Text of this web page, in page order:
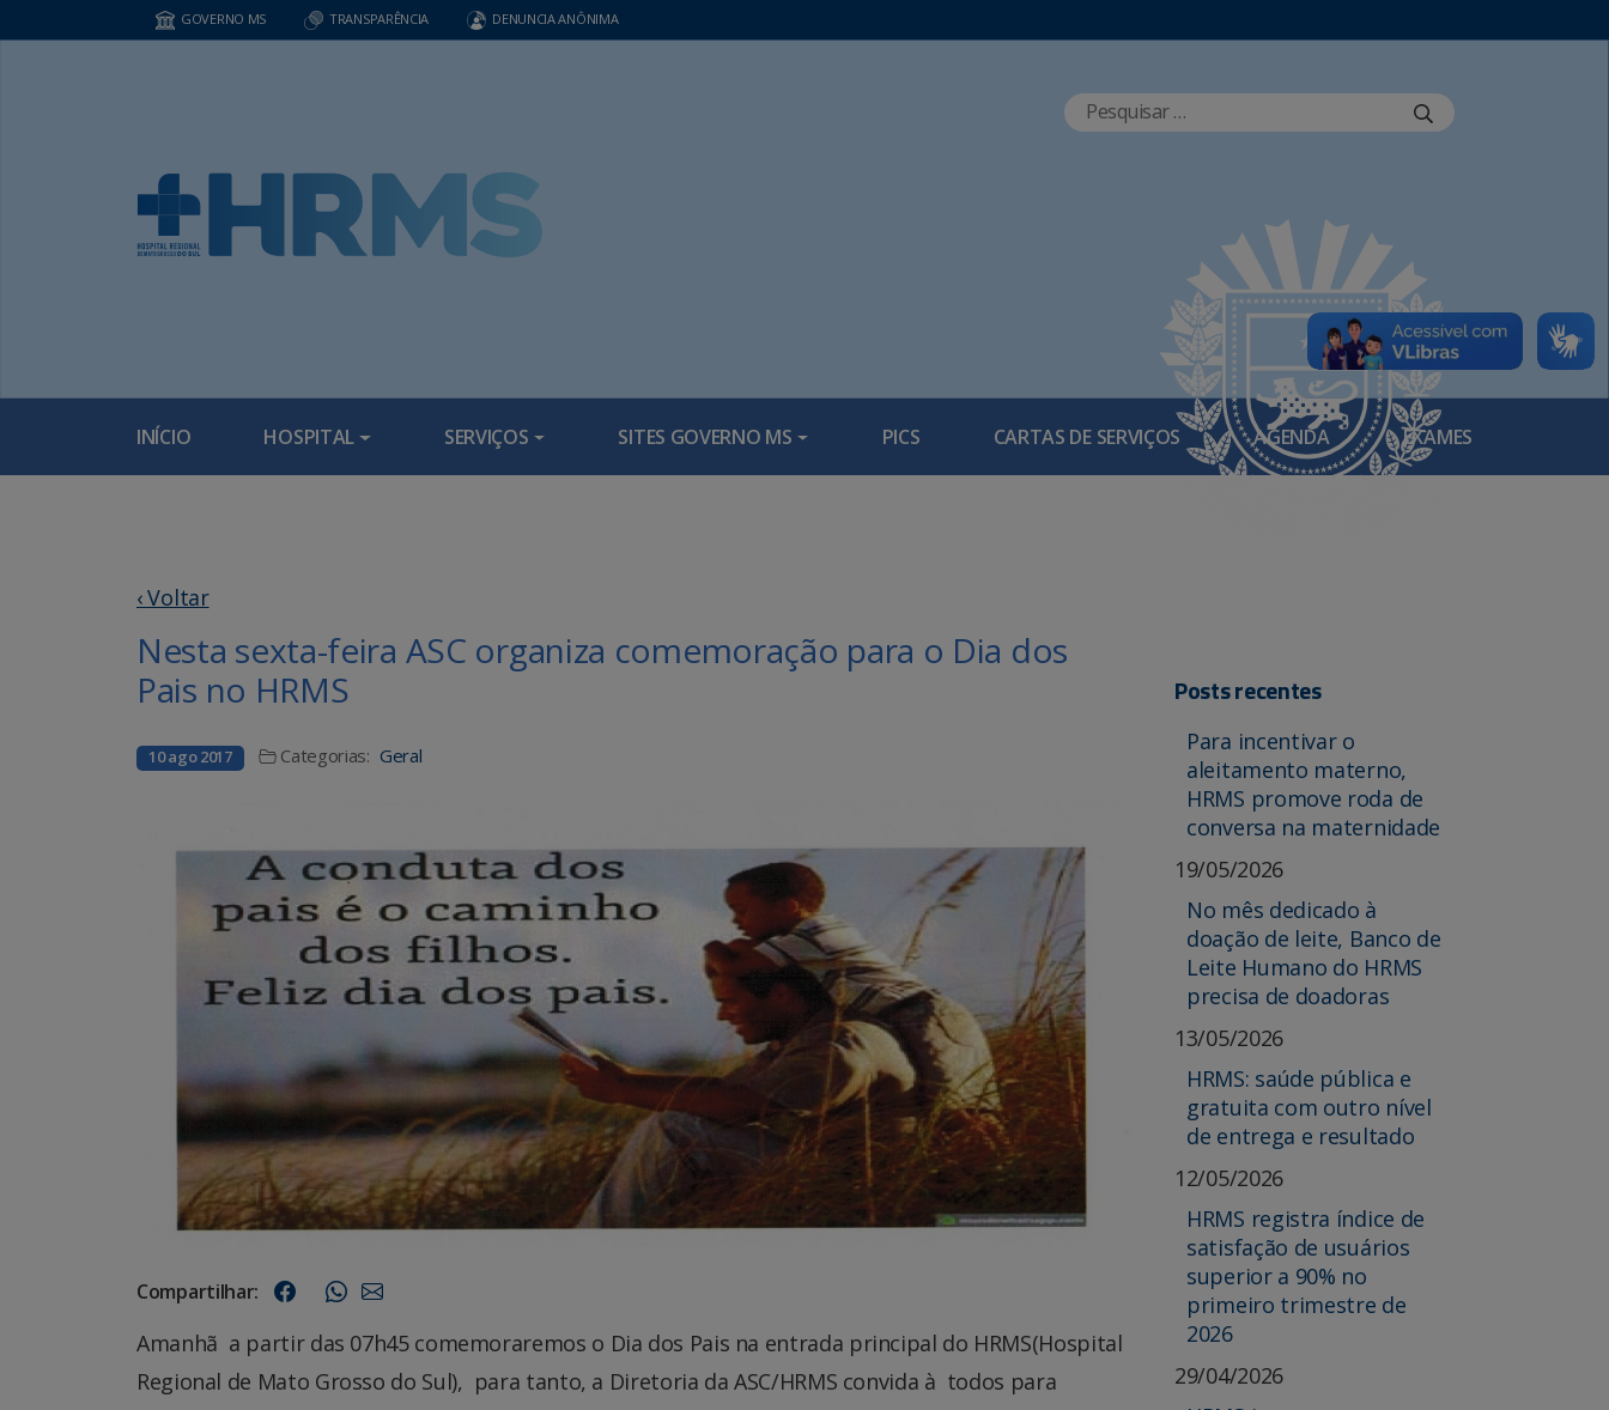
GOVERNO MS TRANSPARÊNCIA DENUNCIA ANÔNIMA
INÍCIO HOSPITAL SERVIÇOS SITES GOVERNO MS PICS CARTAS DE SERVIÇOS AGENDA EXAMES
‹ Voltar
Nesta sexta-feira ASC organiza comemoração para o Dia dos
Pais no HRMS
10 ago 2017 Categorias: Geral
Compartilhar:
Amanhã a partir das 07h45 comemoraremos o Dia dos Pais na entrada principal do HRMS(Hospital
Regional de Mato Grosso do Sul), para tanto, a Diretoria da ASC/HRMS convida à todos para
Posts recentes
Para incentivar o
aleitamento materno,
HRMS promove roda de
conversa na maternidade
19/05/2026
No mês dedicado à
doação de leite, Banco de
Leite Humano do HRMS
precisa de doadoras
13/05/2026
HRMS: saúde pública e
gratuita com outro nível
de entrega e resultado
12/05/2026
HRMS registra índice de
satisfação de usuários
superior a 90% no
primeiro trimestre de
2026
29/04/2026